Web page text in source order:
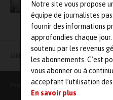
Notre site vous propose
équipe de journalistes
fournir des informations
approfondies chaque
soutenu par les revenus
les abonnements. C’est
vous abonner ou à
acceptant l’utilisation des
En savoir plus
LIENS UTILES
Production Maintenance